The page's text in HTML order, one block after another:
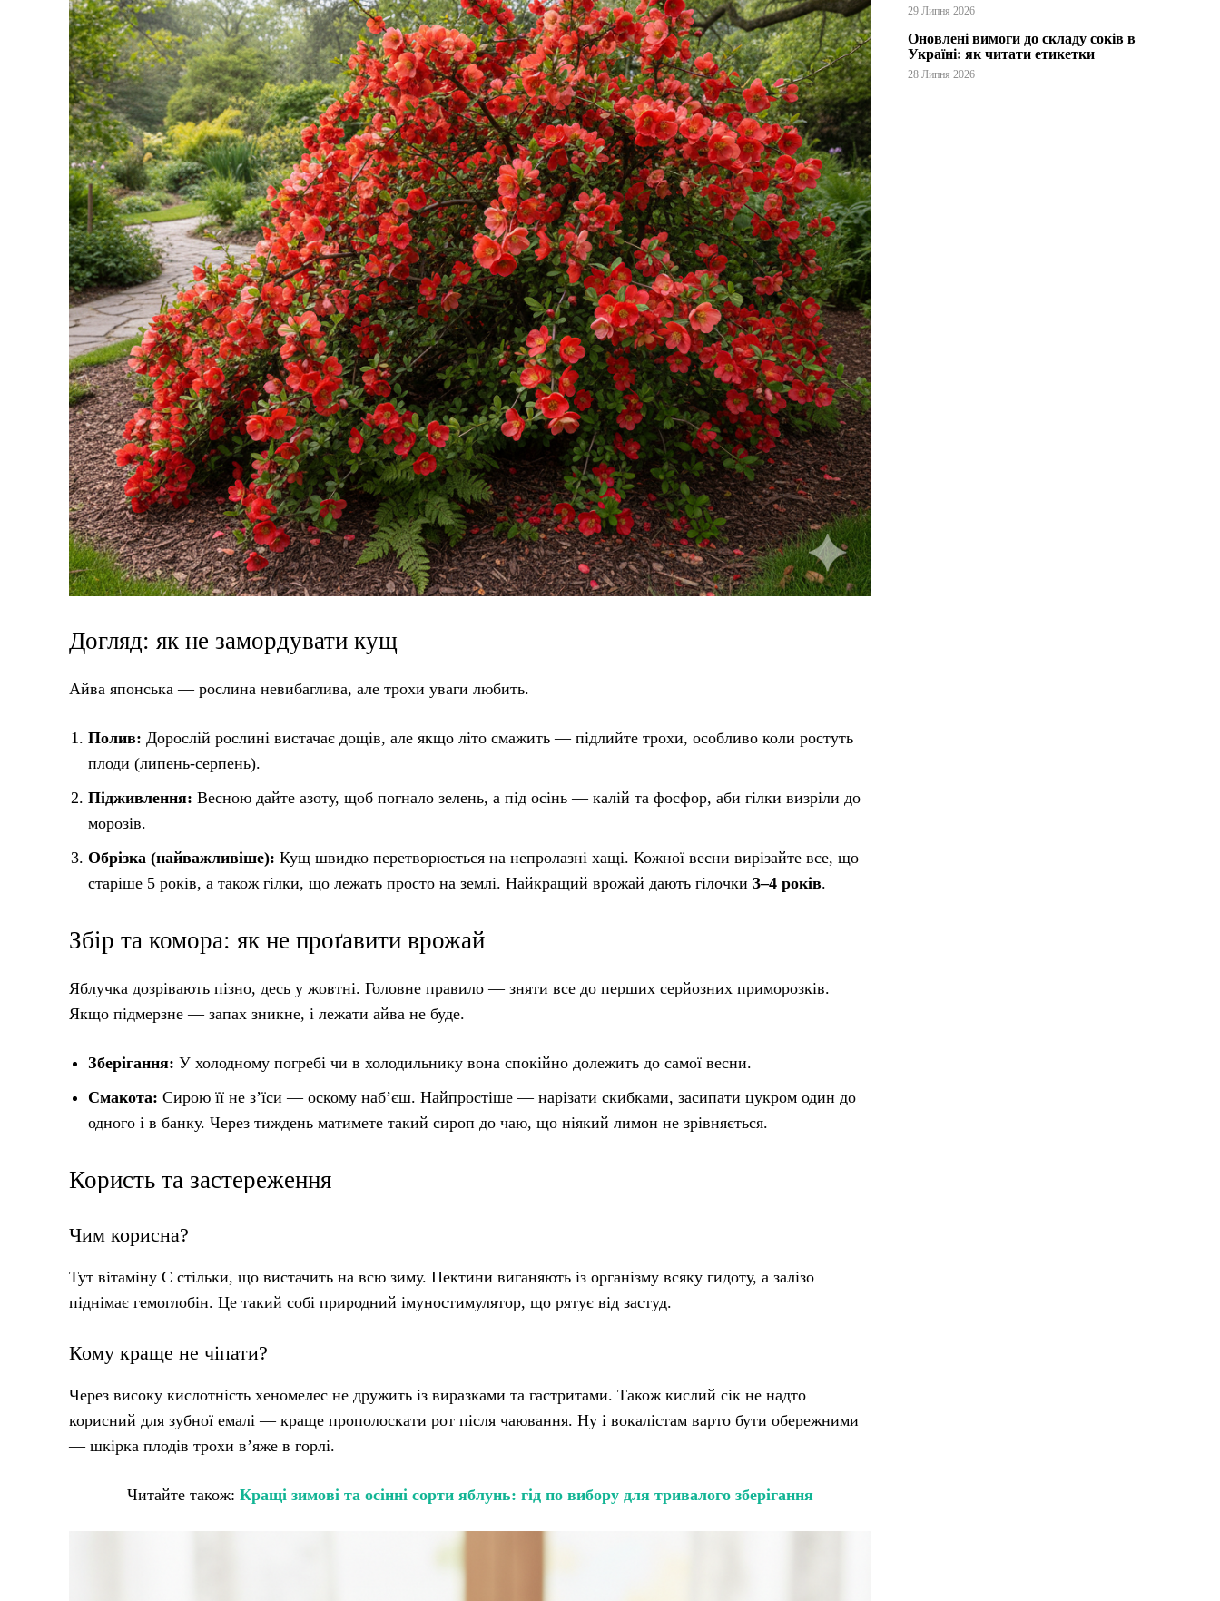
Догляд: як не замордувати кущ
Айва японська — рослина невибаглива, але трохи уваги любить.
Полив: Дорослій рослині вистачає дощів, але якщо літо смажить — підлийте трохи, особливо коли ростуть
плоди (липень-серпень).
Підживлення: Весною дайте азоту, щоб погнало зелень, а під осінь — калій та фосфор, аби гілки визріли до
морозів.
Обрізка (найважливіше): Кущ швидко перетворюється на непролазні хащі. Кожної весни вирізайте все, що
старіше 5 років, а також гілки, що лежать просто на землі. Найкращий врожай дають гілочки 3–4 років.
Збір та комора: як не проґавити врожай
Яблучка дозрівають пізно, десь у жовтні. Головне правило — зняти все до перших серйозних приморозків.
Якщо підмерзне — запах зникне, і лежати айва не буде.
Зберігання: У холодному погребі чи в холодильнику вона спокійно долежить до самої весни.
Смакота: Сирою її не з’їси — оскому наб’єш. Найпростіше — нарізати скибками, засипати цукром один до
одного і в банку. Через тиждень матимете такий сироп до чаю, що ніякий лимон не зрівняється.
Користь та застереження
Чим корисна?
Тут вітаміну С стільки, що вистачить на всю зиму. Пектини виганяють із організму всяку гидоту, а залізо
піднімає гемоглобін. Це такий собі природний імуностимулятор, що рятує від застуд.
Кому краще не чіпати?
Через високу кислотність хеномелес не дружить із виразками та гастритами. Також кислий сік не надто
корисний для зубної емалі — краще прополоскати рот після чаювання. Ну і вокалістам варто бути обережними
— шкірка плодів трохи в’яже в горлі.
Читайте також: Кращі зимові та осінні сорти яблунь: гід по вибору для тривалого зберігання
29 Липня 2026
Оновлені вимоги до складу соків в
Україні: як читати етикетки
28 Липня 2026